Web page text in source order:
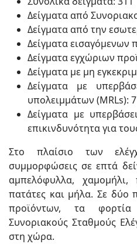
Δείγματα από
Δείγματα από την
Δείγματα εισαγόμενων
Δείγματα εγχώριων
Δείγματα με μη
Δείγματα με
υπολειμμάτων (MRLs): 7
Δείγματα με
επικινδυνότητα για
Στο πλαίσιο των
συμμορφώσεις σε επτά
αμπελόφυλλα, χαμομήλι,
πατάτες και μήλα. Σε δύο
προϊόντων, τα
Συνοριακούς Σταθμούς
στη χώρα.